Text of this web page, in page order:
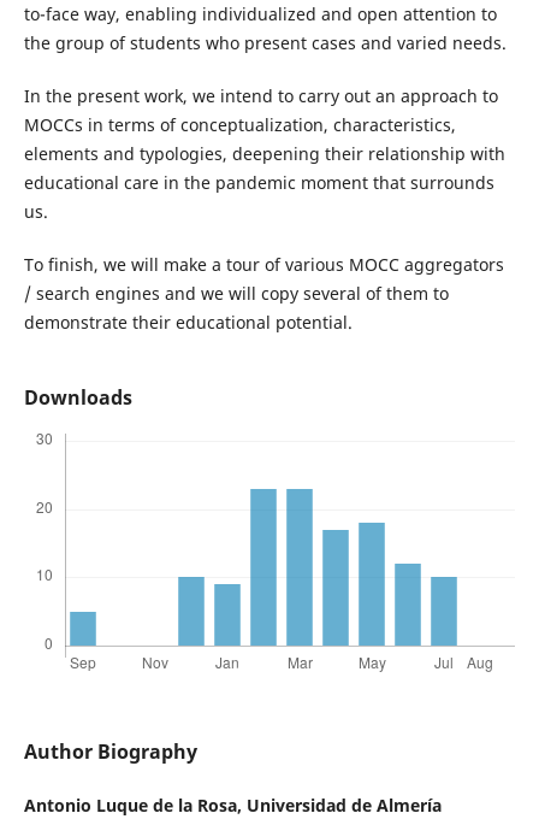
to-face way, enabling individualized and open attention to
the group of students who present cases and varied needs.
In the present work, we intend to carry out an approach to
MOCCs in terms of conceptualization, characteristics,
elements and typologies, deepening their relationship with
educational care in the pandemic moment that surrounds
us.
To finish, we will make a tour of various MOCC aggregators
/ search engines and we will copy several of them to
demonstrate their educational potential.
Downloads
Author Biography
Antonio Luque de la Rosa, Universidad de Almería